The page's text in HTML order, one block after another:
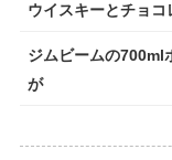
ウイスキーとチョ
ジムビームの700ml
が